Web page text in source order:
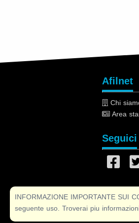
INFORMAZIONE IMPORTANTE SUI
seguente uso. Troverai piu
Afilnet
Chi
Area
Seguici